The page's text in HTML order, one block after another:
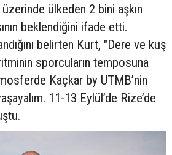
üzerinde ülkeden 2 bini aşkın
beklendiğini ifade etti.
belirten Kurt, "Dere ve kuş
sporcuların temposuna
Kaçkar by UTMB’nin
11-13 Eylül’de Rize’de